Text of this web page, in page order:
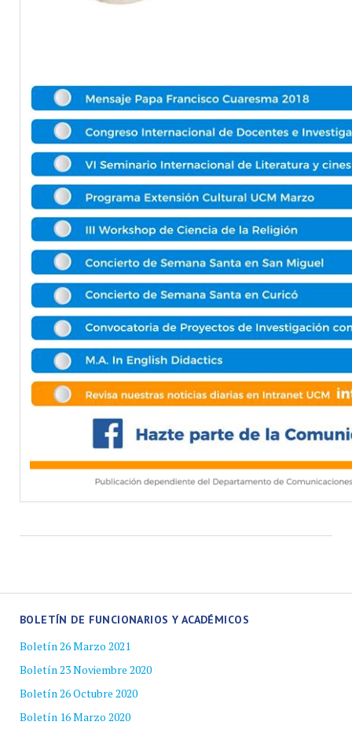
BOLETÍN DE FUNCIONARIOS Y ACADÉMICOS
Boletín 26 Marzo 2021
Boletín 23 Noviembre 2020
Boletín 26 Octubre 2020
Boletín 16 Marzo 2020